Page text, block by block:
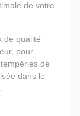
de votre
de qualité
pour
de
dans le